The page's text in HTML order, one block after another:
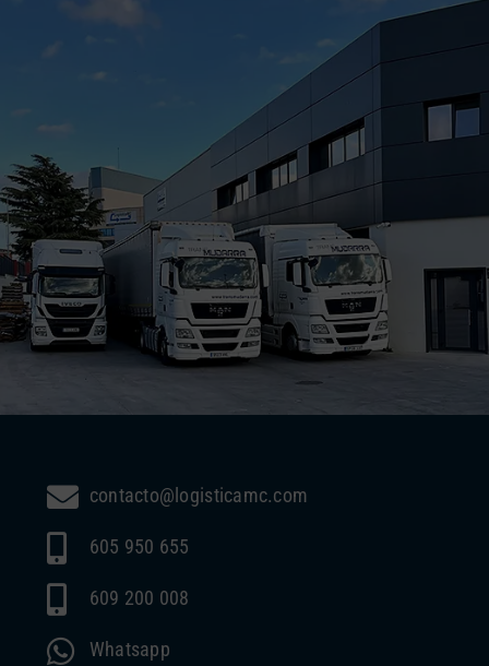
contacto@logisticamc.com
605 950 655
609 200 008
Whatsapp